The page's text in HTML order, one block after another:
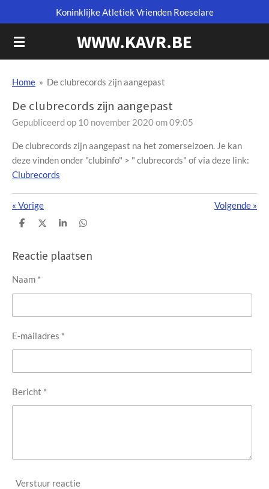
direct
naar
WWW.KAVR.BE
Koninklijke Atletiek Vrienden Roeselare
Home » De clubrecords zijn aangepast
De clubrecords zijn aangepast
Gepubliceerd op 10 november 2020 om 09:05
De clubrecords zijn aangepast na het zomerseizoen. Je kan
deze vinden onder "clubinfo" > " clubrecords" of via deze link:
Clubrecords
« Vorige Volgende »
D
e
n
D
l
S
r
e
D
e
n
Reactie plaatsen
Naam *
E-mailadres *
Bericht *
Verstuur reactie